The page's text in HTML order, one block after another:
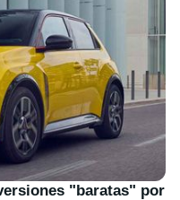
"baratas" por